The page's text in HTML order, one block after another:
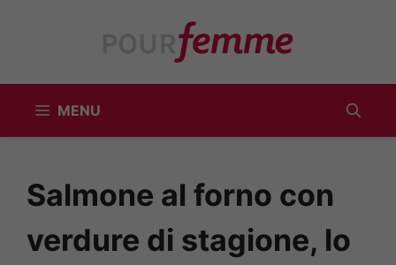
MENU
Salmone al forno con
verdure di stagione, lo